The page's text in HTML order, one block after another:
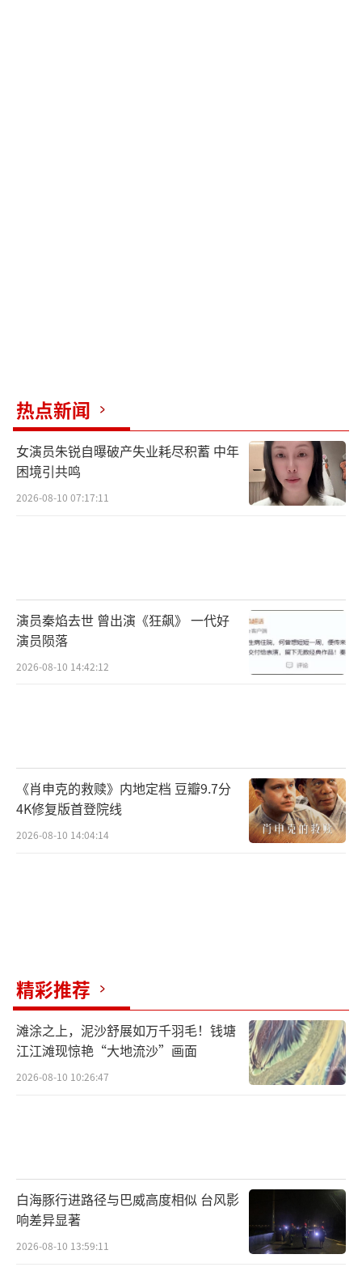
热点新闻
女演员朱锐自曝破产失业耗尽积蓄 中年
困境引共鸣
2026-08-10 07:17:11
演员秦焰去世 曾出演《狂飙》 一代好
演员陨落
2026-08-10 14:42:12
《肖申克的救赎》内地定档 豆瓣9.7分
4K修复版首登院线
2026-08-10 14:04:14
精彩推荐
滩涂之上，泥沙舒展如万千羽毛！钱塘
江江滩现惊艳“大地流沙”画面
2026-08-10 10:26:47
白海豚行进路径与巴威高度相似 台风影
响差异显著
2026-08-10 13:59:11